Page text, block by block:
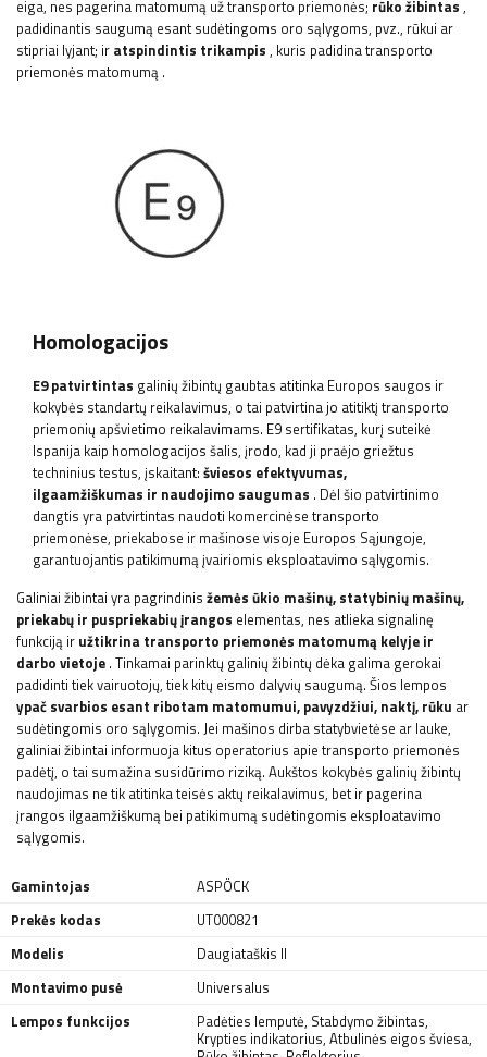
eiga, nes pagerina matomumą už transporto priemonės; rūko žibintas ,
padidinantis saugumą esant sudėtingoms oro sąlygoms, pvz., rūkui ar
stipriai lyjant; ir atspindintis trikampis , kuris padidina transporto
priemonės matomumą .
Homologacijos
E9 patvirtintas galinių žibintų gaubtas atitinka Europos saugos ir
kokybės standartų reikalavimus, o tai patvirtina jo atitiktį transporto
priemonių apšvietimo reikalavimams. E9 sertifikatas, kurį suteikė
Ispanija kaip homologacijos šalis, įrodo, kad ji praėjo griežtus
techninius testus, įskaitant: šviesos efektyvumas,
ilgaamžiškumas ir naudojimo saugumas . Dėl šio patvirtinimo
dangtis yra patvirtintas naudoti komercinėse transporto
priemonėse, priekabose ir mašinose visoje Europos Sąjungoje,
garantuojantis patikimumą įvairiomis eksploatavimo sąlygomis.
Galiniai žibintai yra pagrindinis žemės ūkio mašinų, statybinių mašinų,
priekabų ir puspriekabių įrangos elementas, nes atlieka signalinę
funkciją ir užtikrina transporto priemonės matomumą kelyje ir
darbo vietoje . Tinkamai parinktų galinių žibintų dėka galima gerokai
padidinti tiek vairuotojų, tiek kitų eismo dalyvių saugumą. Šios lempos
ypač svarbios esant ribotam matomumui, pavyzdžiui, naktį, rūku ar
sudėtingomis oro sąlygomis. Jei mašinos dirba statybvietėse ar lauke,
galiniai žibintai informuoja kitus operatorius apie transporto priemonės
padėtį, o tai sumažina susidūrimo riziką. Aukštos kokybės galinių žibintų
naudojimas ne tik atitinka teisės aktų reikalavimus, bet ir pagerina
įrangos ilgaamžiškumą bei patikimumą sudėtingomis eksploatavimo
sąlygomis.
Gamintojas
ASPÖCK
Prekės kodas
UT000821
Modelis
Daugiataškis II
Montavimo pusė
Universalus
Lempos funkcijos
Padėties lemputė, Stabdymo žibintas,
Krypties indikatorius,Atbulinės eigos šviesa,